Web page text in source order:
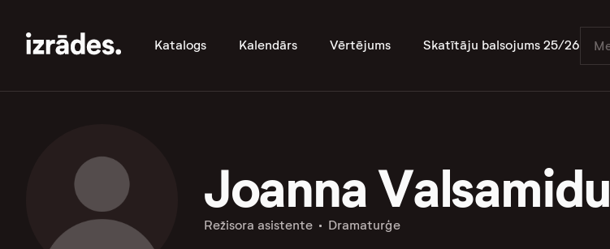
Katalogs Kalendārs Vērtējums Skatītāju balsojums 25/26
Joanna Valsamidu
Režisora asistente Dramaturģe